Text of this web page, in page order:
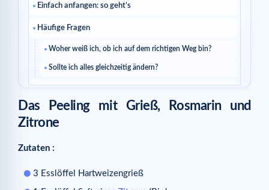
Einfach anfangen: so geht’s
Häufige Fragen
Woher weiß ich, ob ich auf dem richtigen Weg bin?
Sollte ich alles gleichzeitig ändern?
Ähnliche Artikel
Das Peeling mit Grieß, Rosmarin und
Zitrone
Zutaten :
3 Esslöffel Hartweizengrieß